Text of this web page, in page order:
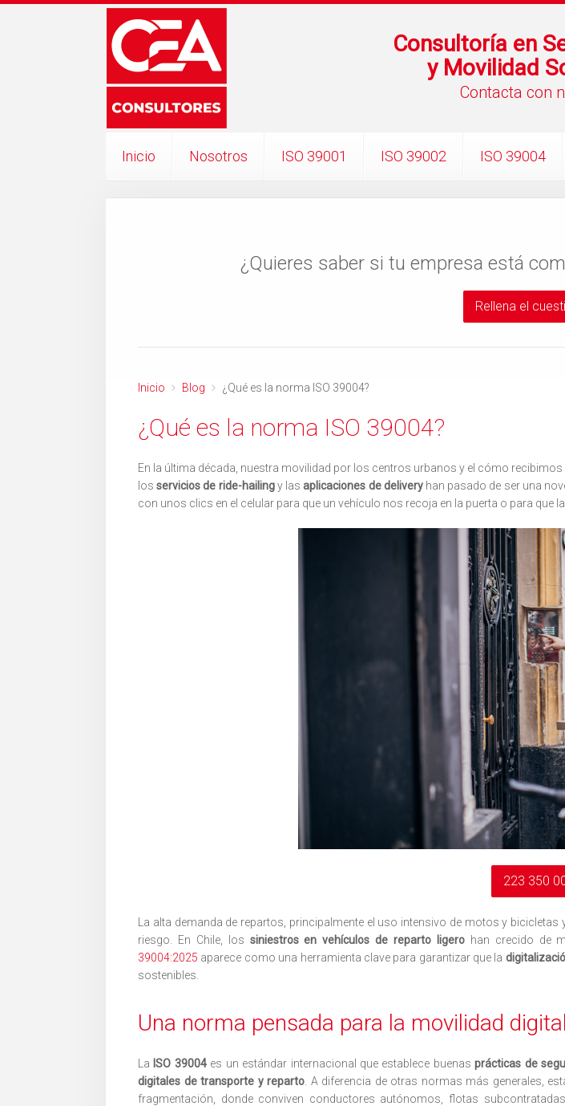
Consultoría en
y Movilidad
Contacta con
Inicio Nosotros ISO 39001 ISO 39002 ISO 39004
¿Quieres saber si tu empresa está
Rellena el
Inicio Blog ¿Qué es la norma ISO 39004?
¿Qué es la norma ISO 39004?
En la última década, nuestra movilidad por los centros urbanos y el cómo
losservicios de ride-hailingy lasaplicaciones de deliveryhan pasado de ser una
con unos clics en el celular para que un vehículo nos recoja en la puerta o para que
223 350
La alta demanda de repartos, principalmente el uso intensivo de motos y
riesgo. En Chile, los siniestros en vehículos de reparto ligerohan crecido de
39004:2025 aparece como una herramienta clave para garantizar que la
sostenibles.
Una norma pensada para la movilidad digital
La ISO 39004es un estándar internacional que establece buenasprácticas de
digitales de transporte y reparto . A diferencia de otras normas más generales,
fragmentación, donde conviven conductores autónomos, flotas